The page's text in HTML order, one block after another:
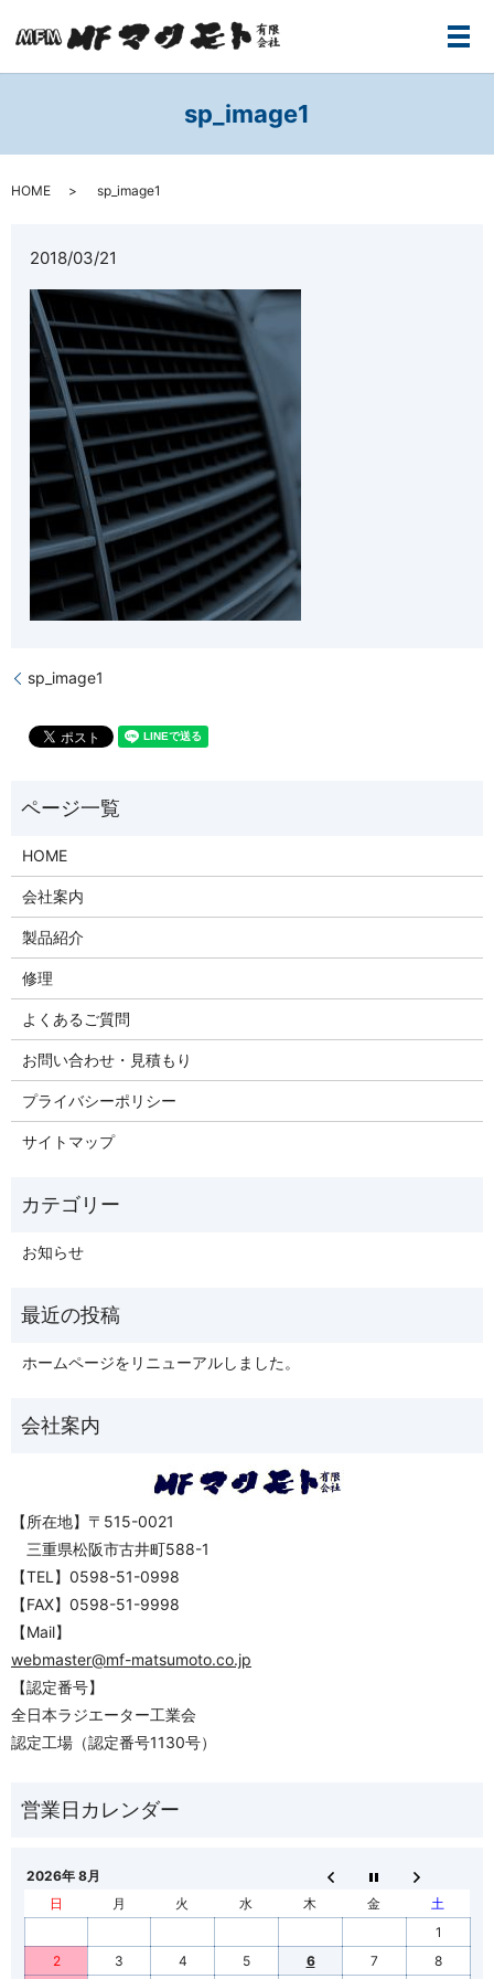
メ
sp_image1
HOME sp_image1
2018/03/21
sp_image1
HOME
会社案内
製品紹介
修理
よくあるご質問
お問い合わせ・見積もり
プライバシーポリシー
サイトマップ
お知らせ
ホームページをリニューアルしました。
【所在地】〒515-0021
三重県松阪市古井町588-1
【TEL】0598-51-0998
【FAX】0598-51-9998
【Mail】
webmaster@mf-matsumoto.co.jp
【認定番号】
全日本ラジエーター工業会
認定工場（認定番号1130号）
2026年 8月
日
月 火 水 木 金
土
1
2
3 4 5 6 7 8